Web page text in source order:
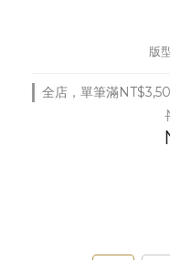
版
全店，單筆滿